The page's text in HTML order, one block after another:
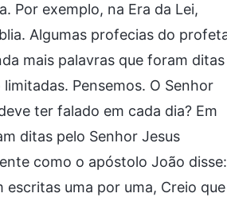
Por exemplo, na Era da Lei,
Algumas profecias do
mais palavras que foram ditas
Pensemos. O Senhor
ter falado em cada dia? Em
ditas pelo Senhor Jesus
como o apóstolo João disse:
escritas uma por uma, Creio que